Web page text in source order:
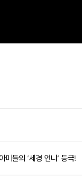
들의 ‘세경 언니’ 등극!